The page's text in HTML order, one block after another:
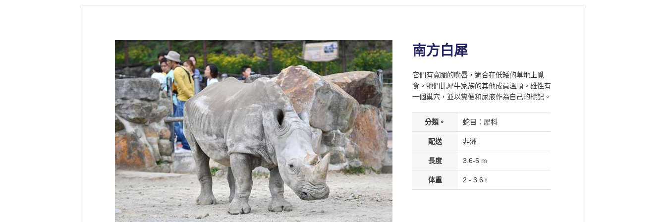
南方白犀
它們有寬闊的嘴唇，適合在低矮的草地上覓
食。牠們比犀牛家族的其他成員溫順。雄性有
一個巢穴，並以糞便和尿液作為自己的標記。
分類。 蛇目：犀科
配送 非洲
長度 3.6-5 m
体重 2 - 3.6 t